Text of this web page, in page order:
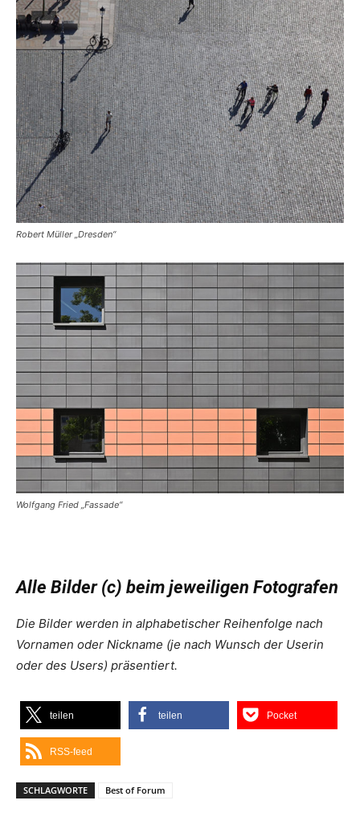
Robert Müller „Dresden“
Wolfgang Fried „Fassade“
Alle Bilder (c) beim jeweiligen Fotografen
Die Bilder werden in alphabetischer Reihenfolge nach
Vornamen oder Nickname (je nach Wunsch der Userin
oder des Users) präsentiert.
teilen teilen Pocket
RSS-feed
SCHLAGWORTE Best of Forum